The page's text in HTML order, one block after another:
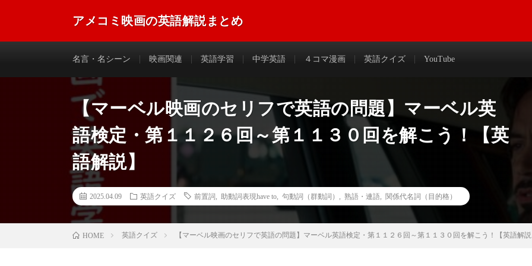
アメコミ映画の英語解説まとめ
名言・名シーン 映画関連 英語学習 中学英語 ４コマ漫画 英語クイズ YouTube
【マーベル映画のセリフで英語の問題】マーベル英
語検定・第１１２６回～第１１３０回を解こう！【英
語解説】
2025.04.09 英語クイズ 前置詞 助動詞表現have to 句動詞（群動詞） 熟語・連語 関係代名詞（目的格）
HOME 英語クイズ 【マーベル映画のセリフで英語の問題】マーベル英語検定・第１１２６回～第１１３０回を解こう！【英語解